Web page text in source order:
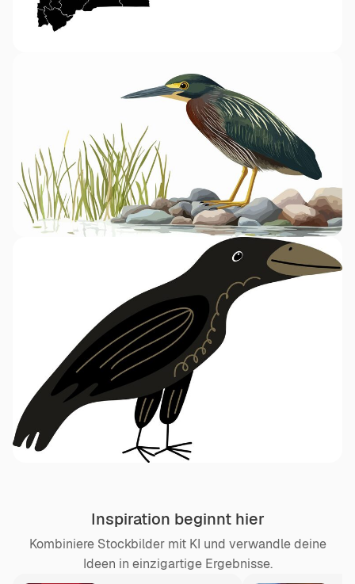
Inspiration beginnt hier
Kombiniere Stockbilder mit KI und verwandle deine
Ideen in einzigartige Ergebnisse.